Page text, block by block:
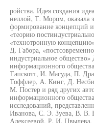
ройства. Идея создания
неллой, Т. Мором, оказала
формирование концепций
«теорию
«технотронную
Д. Габора,
индустриальное
информационного
Тапскотт, И. Масуда, П.
Тоффлер, А. Кинг, Д.
М. Постер и ряд других
информационного
исследований,
Иванова, С. Э. Зуева, В.
Алексеевой, Р. И.